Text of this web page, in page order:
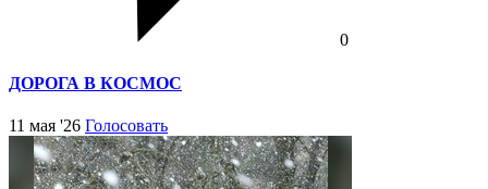
0
ДОРОГА В КОСМОС
11 мая '26 Голосовать